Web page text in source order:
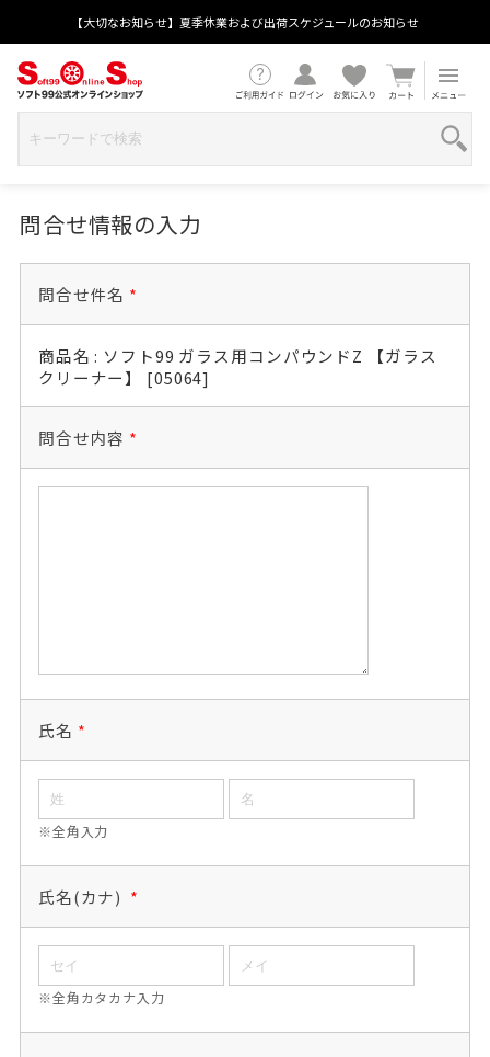
【大切なお知らせ】夏季休業および出荷スケジュールのお知らせ
問合せ情報の入力
問合せ件名 *
商品名 : ソフト99 ガラス用コンパウンドZ 【ガラス
クリーナー】 [05064]
問合せ内容 *
氏名 *
※全角入力
氏名(カナ) *
※全角カタカナ入力